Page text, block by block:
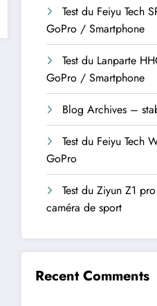
Test du Feiyu Tech
GoPro / Smartphone
Test du Lanparte
GoPro / Smartphone
Blog Archives –
Test du Feiyu Tech
GoPro
Test du Ziyun Z1
caméra de sport
Recent Comments